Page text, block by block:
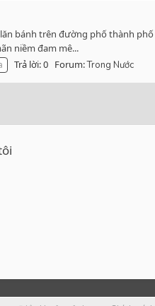
bánh trên đường phố thành
niềm đam mê...
Trả lời: 0 Forum:Trong Nước